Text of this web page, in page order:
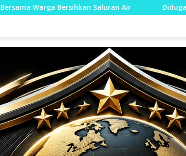
Saluran Air Diduga Salah Kirim